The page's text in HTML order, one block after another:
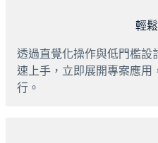
輕
透過直覺化操作與低門檻設
速上手，立即展開專案應用
行。